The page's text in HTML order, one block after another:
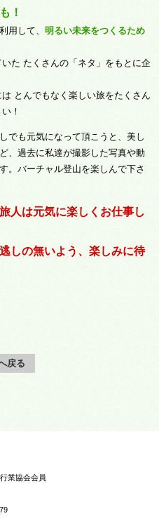
！
用して、 明るい未来をつくるため
た たくさんの「ネタ」をもとに企
とんでもなく楽しい旅をたくさん
！
でも元気になって頂こうと、美し
、過去に私達が撮影した写真や動
。バーチャル登山を楽しんで下さ
人は元気に楽しくお仕事し
しの無いよう、楽しみに待
戻る
業協会会員